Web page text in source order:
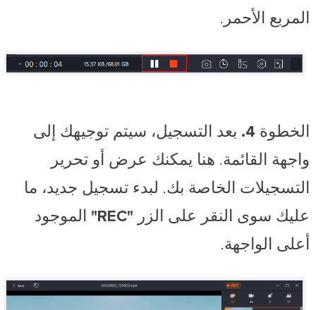
المربع الأحمر.
الخطوة 4.
بعد التسجيل، سيتم توجيهك إلى
واجهة القائمة. هنا يمكنك عرض أو تحرير
التسجيلات الخاصة بك. لبدء تسجيل جديد، ما
عليك سوى النقر على الزر "REC"
الموجود
أعلى الواجهة.